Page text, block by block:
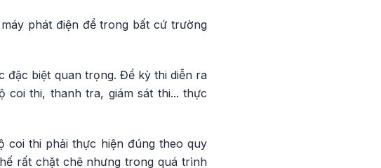
phát điện để trong bất cứ trường
đặc biệt quan trọng. Để kỳ thi diễn ra
thi, thanh tra, giám sát thi... thực
thi phải thực hiện đúng theo quy
rất chặt chẽ nhưng trong quá trình